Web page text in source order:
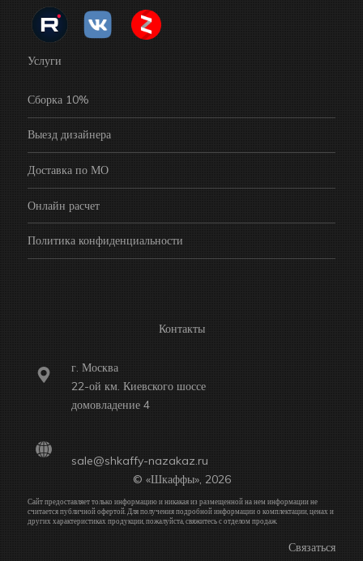
Услуги
Сборка 10%
Выезд дизайнера
Доставка по МО
Онлайн расчет
Политика конфиденциальности
Контакты
г. Москва
22-ой км. Киевского шоссе
домовладение 4
sale@shkaffy-nazakaz.ru
© «Шкаффы», 2026
Сайт предоставляет только информацию и никакая из размещенной на нем информации не
считается публичной офертой. Для получения подробной информации о комплектации, ценах и
других характеристиках продукции, пожалуйста, свяжитесь с отделом продаж.
Связаться